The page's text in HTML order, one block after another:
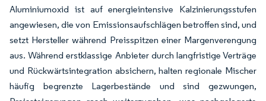
Aluminiumoxid ist auf energieintensive Kalzinierungsstufen
angewiesen, die von Emissionsaufschlägen betroffen sind, und
setzt Hersteller während Preisspitzen einer Margenverengung
aus. Während erstklassige Anbieter durch langfristige Verträge
und Rückwärtsintegration absichern, halten regionale Mischer
häufig begrenzte Lagerbestände und sind gezwungen,